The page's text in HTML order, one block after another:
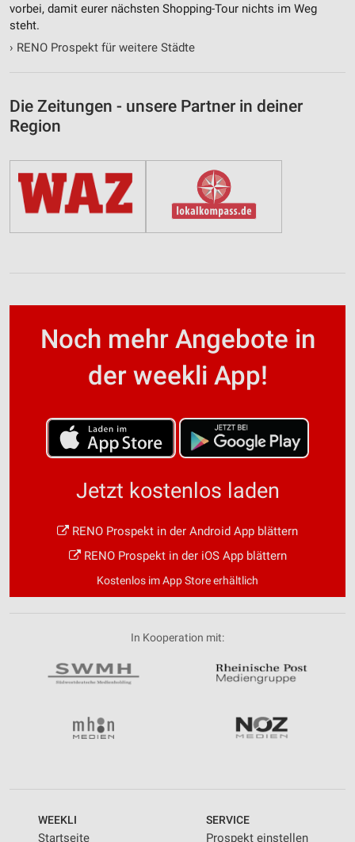
vorbei, damit eurer nächsten Shopping-Tour nichts im Weg
steht.
› RENO Prospekt für weitere Städte
Die Zeitungen - unsere Partner in deiner
Region
Noch mehr Angebote in
der weekli App!
Jetzt kostenlos laden
RENO Prospekt in der Android App blättern
RENO Prospekt in der iOS App blättern
Kostenlos im App Store erhältlich
In Kooperation mit:
WEEKLI
Startseite
SERVICE
Prospekt einstellen
Performance
Funktional